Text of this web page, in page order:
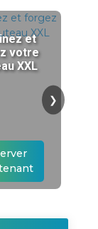
et
votre
XXL
❯